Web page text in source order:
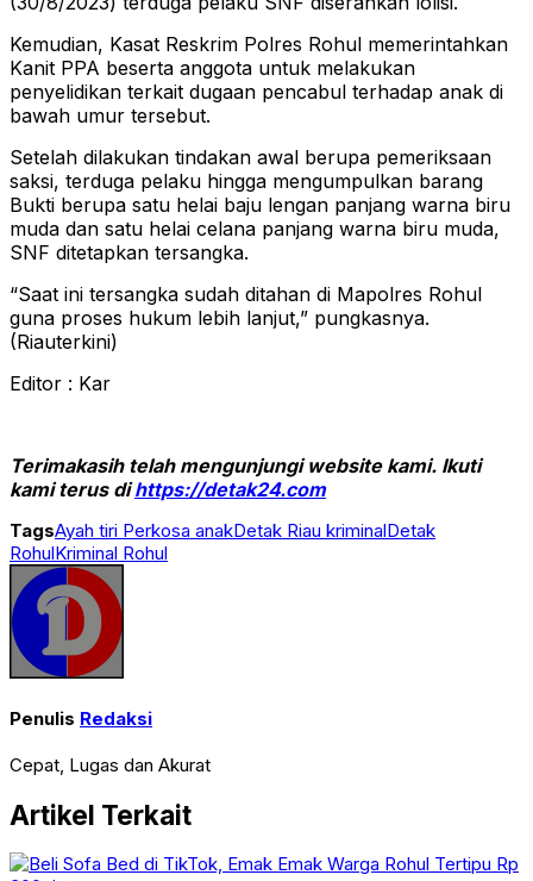
Kemudian, Kasat Reskrim Polres Rohul memerintahkan
Kanit PPA beserta anggota untuk melakukan
penyelidikan terkait dugaan pencabul terhadap anak di
bawah umur tersebut.
Setelah dilakukan tindakan awal berupa pemeriksaan
saksi, terduga pelaku hingga mengumpulkan barang
Bukti berupa satu helai baju lengan panjang warna biru
muda dan satu helai celana panjang warna biru muda,
SNF ditetapkan tersangka.
“Saat ini tersangka sudah ditahan di Mapolres Rohul
guna proses hukum lebih lanjut,” pungkasnya.
(Riauterkini)
Editor : Kar
Terimakasih telah mengunjungi website kami. Ikuti
kami terus dihttps://detak24.com
TagsAyah tiri Perkosa anakDetak Riau kriminalDetak
RohulKriminal Rohul
Penulis Redaksi
Cepat, Lugas dan Akurat
Artikel Terkait